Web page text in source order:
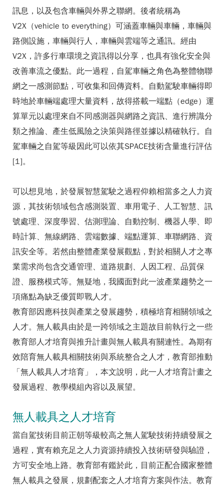
訊息，以及包含車輛與外界之聯網。後者統稱為
V2X（vehicle to everything）可涵蓋車輛與車輛，車輛與
路側設施，車輛與行人，車輛與雲端等之通訊。經由
V2X，許多行車環境之資訊得以分享，也具有強化安全與
改善車流之優點。此一過程，自駕車輛之角色為整體物聯
網之一感測節點，可收集和回傳資料。自動駕駛車輛得即
時地於車輛端處理大量資料，故得搭載一端點（edge）運
算單元以處理來自不同感測器與網路之資訊、進行辨識分
類之推論、產生低風險之決策與路徑並據以精確執行。自
駕車輛之自駕等級因此可以依其SPACE技術含量進行評估
[1]。
可以想見地，於發展智慧駕駛之過程仰賴相當多之人力資
源，其技術領域包含感測裝置、車用電子、人工智慧、訊
號處理、深度學習、估測理論、自動控制、機器人學、即
時計算、無線網路、雲端數據、端點運算、車聯網路、資
訊安全等。若然由整體產業發展觀點，對於相關人才之專
業需求尚包含交通管理、道路規劃、人因工程、品質保
證、服務模式等。無疑地，我國面對此一波產業趨勢之一
項痛點為缺乏優質即戰人才。
教育部因應科技與產業之發展趨勢，積極培育相關領域之
人才。無人載具由於是一跨領域之主題故目前執行之一些
教育部人才培育與推升計畫與無人載具有關連性。為期有
效陪育無人載具相關技術與系統整合之人才，教育部推動
「無人載具人才培育」，本文說明，此一人才培育計畫之
發展過程、教學模組內容以及展望。
無人載具之人才培育
當自駕技術目前正朝等級較高之無人駕駛技術持續發展之
過程，實有賴充足之人力資源持續投入技術研發與驗證，
方可安全地上路。教育部有鑑於此，目前正配合國家整體
無人載具之發展，規劃配套之人才培育方案與作法。教育